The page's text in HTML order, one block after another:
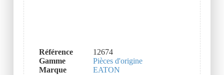
Référence
12674
Gamme
Pièces d'origine
Marque
EATON